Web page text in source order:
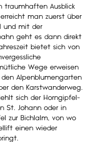
traumhaften Ausblick
man zuerst über
und mit der
geht es dann direkt
bietet sich von
Wege erweisen
Alpenblumengarten
den Karstwanderweg.
sich der Horngipfel-
St. Johann oder in
zur Bichlalm, von wo
einen wieder